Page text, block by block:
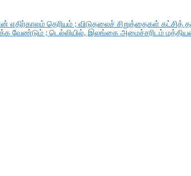
தெரியும் ; விடுதலைச் சிறுத்தைகள் கட்சித்
வேண்டும் ; டெல்லியில், இலங்கை அமைச்சரிடம்